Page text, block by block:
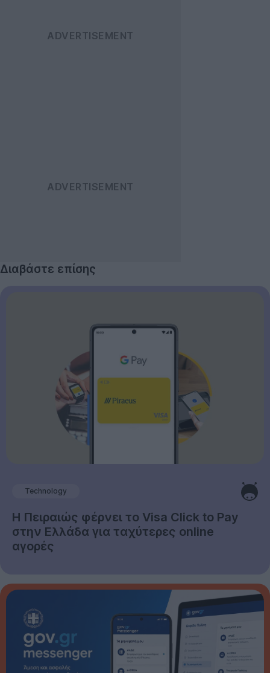
Διαβάστε επίσης
Technology
Η Πειραιώς φέρνει το Visa Click to Pay
στην Ελλάδα για ταχύτερες online
αγορές